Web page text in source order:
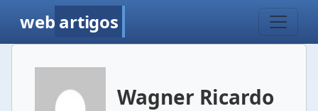
web artigos
Wagner Ricardo